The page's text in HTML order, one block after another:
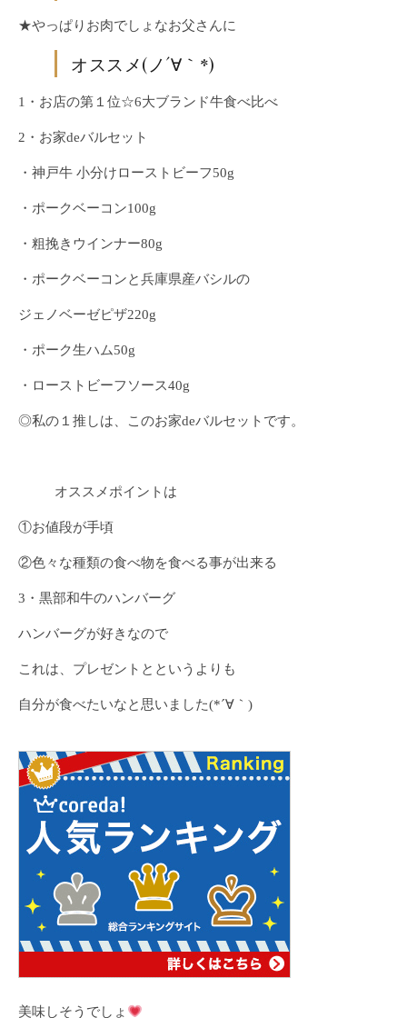
★やっぱりお肉でしょなお父さんに
オススメ(ノ´∀｀*)
1・お店の第１位☆6大ブランド牛食べ比べ
2・お家deバルセット
・神戸牛 小分けローストビーフ50g
・ポークベーコン100g
・粗挽きウインナー80g
・ポークベーコンと兵庫県産バシルの
ジェノベーゼピザ220g
・ポーク生ハム50g
・ローストビーフソース40g
◎私の１推しは、このお家deバルセットです。
オススメポイントは
①お値段が手頃
②色々な種類の食べ物を食べる事が出来る
3・黒部和牛のハンバーグ
ハンバーグが好きなので
これは、プレゼントとというよりも
自分が食べたいなと思いました(*´∀｀)
美味しそうでしょ